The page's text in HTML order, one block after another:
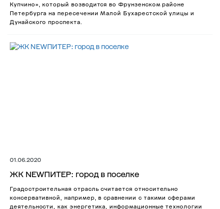
Купчино», который возводится во Фрунзенском районе
Петербурга на пересечении Малой Бухарестской улицы и
Дунайского проспекта.
01.06.2020
ЖК NEWПИТЕР: город в поселке
Градостроительная отрасль считается относительно
консервативной, например, в сравнении с такими сферами
деятельности, как энергетика, информационные технологии